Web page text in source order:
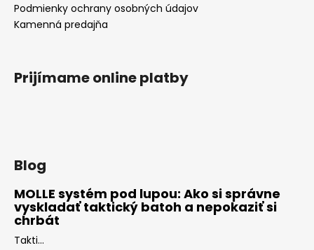
Podmienky ochrany osobných údajov
Kamenná predajňa
Prijímame online platby
Blog
MOLLE systém pod lupou: Ako si správne
vyskladať taktický batoh a nepokaziť si
chrbát
Takti...